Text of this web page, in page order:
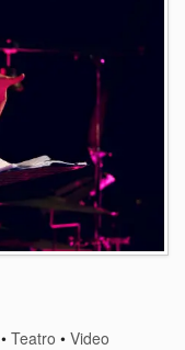
•Teatro •Video